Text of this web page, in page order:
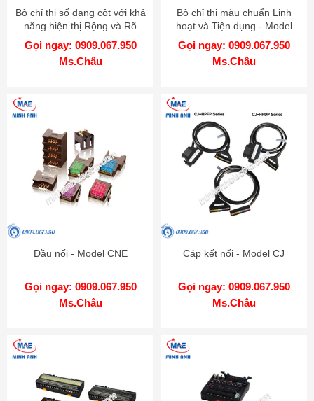
Bộ chỉ thị số dạng cột với khả
năng hiện thị Rộng và Rõ
hơn - Model KN-1000B
Gọi ngay: 0909.067.950
Ms.Châu
Bộ chỉ thị màu chuẩn Linh
hoạt và Tiện dụng - Model
KN-2000W
Gọi ngay: 0909.067.950
Ms.Châu
Đầu nối - Model CNE
Gọi ngay: 0909.067.950
Ms.Châu
Cáp kết nối - Model CJ
Gọi ngay: 0909.067.950
Ms.Châu